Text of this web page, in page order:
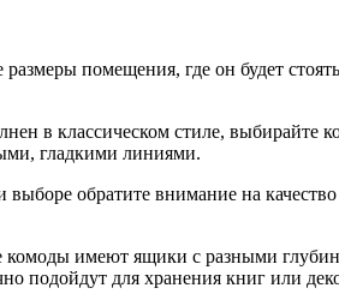
помещения, где он будет
в классическом стиле, выбирайте
гладкими линиями.
обратите внимание на
имеют ящики с разными
подойдут для хранения книг или